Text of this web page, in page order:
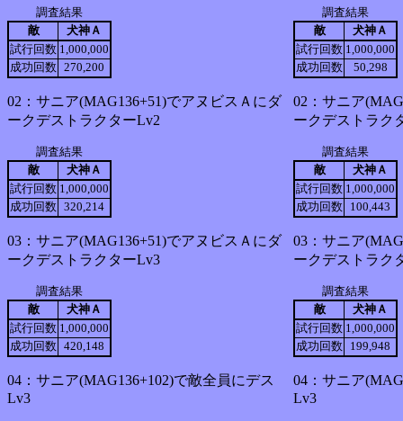
調査結果
敵
犬神Ａ
試行回数 1,000,000
成功回数 270,200
02：サニア(MAG136+51)でアヌビスＡにダ
ークデストラクターLv2
調査結果
敵
犬神Ａ
試行回数 1,000,000
成功回数 320,214
03：サニア(MAG136+51)でアヌビスＡにダ
ークデストラクターLv3
調査結果
敵
犬神Ａ
試行回数 1,000,000
成功回数 420,148
04：サニア(MAG136+102)で敵全員にデス
Lv3
調査結果
敵
犬神Ａ
試行回数 1,000,000
成功回数
50,298
02：サニア
ークデストラク
調査結果
敵
犬神Ａ
試行回数 1,000,000
成功回数
100,443
03：サニア
ークデストラク
調査結果
敵
犬神Ａ
試行回数 1,000,000
成功回数
199,948
04：サニア
Lv3